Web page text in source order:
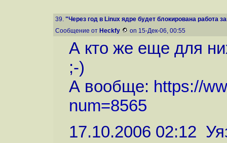
39. "Через год в Linux ядре будет блокирована работа
Сообщение от Heckfy on 15-Дек-06, 00:55
А кто же еще для
;-)
А вообще: https://
num=8565
17.10.2006 02:12